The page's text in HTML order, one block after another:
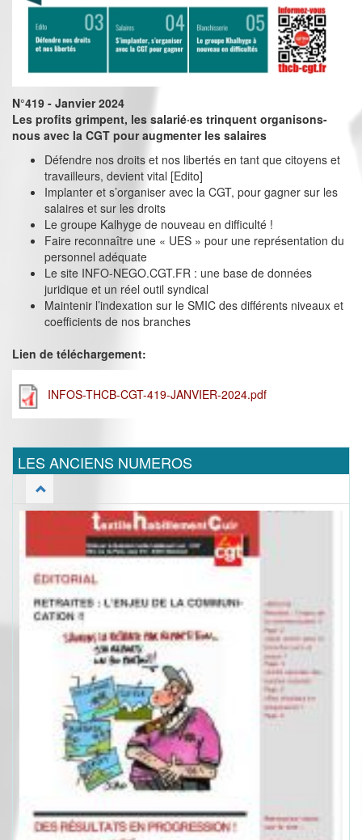
N°419 - Janvier 2024
Les profits grimpent, les salarié·es trinquent organisons-
nous avec la CGT pour augmenter les salaires
Défendre nos droits et nos libertés en tant que citoyens et
travailleurs, devient vital [Edito]
Implanter et s’organiser avec la CGT, pour gagner sur les
salaires et sur les droits
Le groupe Kalhyge de nouveau en difficulté !
Faire reconnaître une « UES » pour une représentation du
personnel adéquate
Le site INFO-NEGO.CGT.FR : une base de données
juridique et un réel outil syndical
Maintenir l’indexation sur le SMIC des différents niveaux et
coefficients de nos branches
Lien de téléchargement:
INFOS-THCB-CGT-419-JANVIER-2024.pdf
LES ANCIENS NUMEROS